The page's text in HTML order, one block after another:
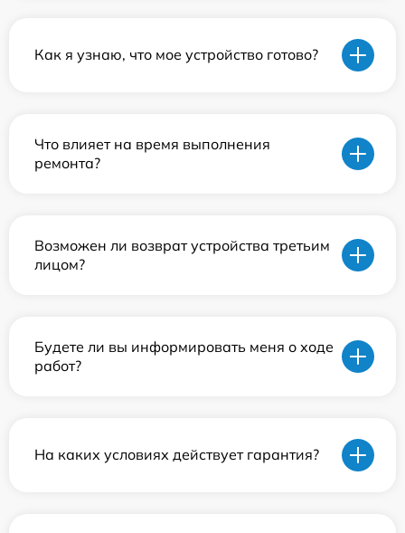
Как я узнаю, что мое устройство готово?
Что влияет на время выполнения
ремонта?
Возможен ли возврат устройства третьим
лицом?
Будете ли вы информировать меня о ходе
работ?
На каких условиях действует гарантия?